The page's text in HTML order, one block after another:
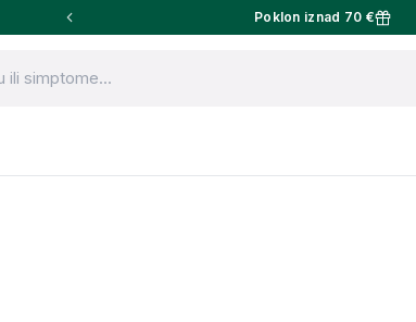
Poklon iznad 70 €